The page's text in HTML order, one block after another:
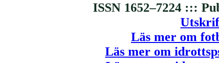
ISSN 1652–7224 :::
Läs mer om
Läs mer om